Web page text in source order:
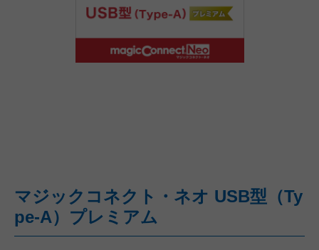
マジックコネクト・ネオ USB型（Ty
pe-A）プレミアム